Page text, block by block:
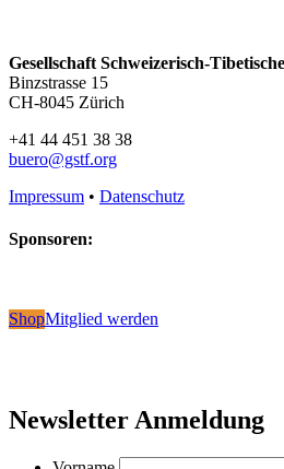
Gesellschaft Schweizerisch-
Binzstrasse 15
CH-8045 Zürich
+41 44 451 38 38
buero@gstf.org
Impressum • Datenschutz
Sponsoren:
ShopMitglied werden
Newsletter Anmeldung